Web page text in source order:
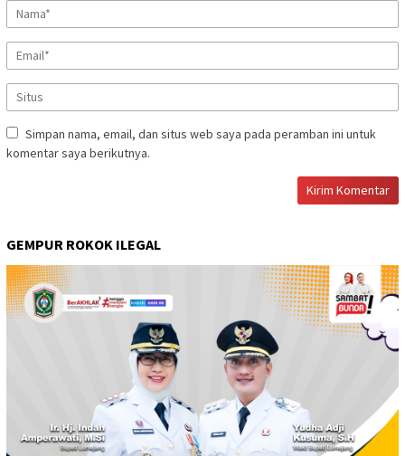
Simpan nama, email, dan situs web saya pada peramban ini untuk
komentar saya berikutnya.
GEMPUR ROKOK ILEGAL